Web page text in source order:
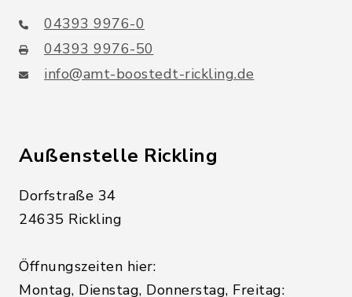
04393 9976-0
04393 9976-50
info@amt-boostedt-rickling.de
Außenstelle Rickling
Dorfstraße 34
24635 Rickling
Öffnungszeiten hier:
Montag, Dienstag, Donnerstag, Freitag: